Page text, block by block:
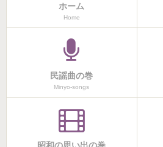
ホーム
Home
民謡曲の巻
Minyo-songs
昭和の思い出の巻